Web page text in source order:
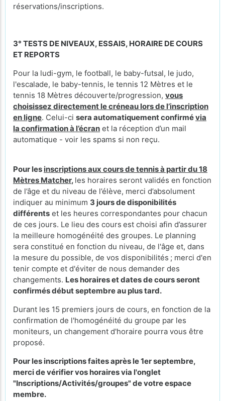
réservations/inscriptions.
3° TESTS DE NIVEAUX, ESSAIS, HORAIRE DE COURS
ET REPORTS
Pour la ludi-gym, le football, le baby-futsal, le judo,
l'escalade, le baby-tennis, le tennis 12 Mètres et le
tennis 18 Mètres découverte/progression, vous
choisissez directement le créneau lors de l’inscription
en ligne. Celui-ci sera automatiquement confirmévia
la confirmation à l’écran et la réception d’un mail
automatique - voir les spams si non reçu.
Pour les inscriptions aux cours de tennis à partir du 18
Mètres Matcher, les horaires seront validés en fonction
de l’âge et du niveau de l’élève, merci d’absolument
indiquer au minimum 3 jours de disponibilités
différents et les heures correspondantes pour chacun
de ces jours. Le lieu des cours est choisi afin d’assurer
la meilleure homogénéité des groupes. Le planning
sera constitué en fonction du niveau, de l'âge et, dans
la mesure du possible, de vos disponibilités ; merci d'en
tenir compte et d'éviter de nous demander des
changements. Les horaires et dates de cours seront
confirmés début septembre au plus tard.
Durant les 15 premiers jours de cours, en fonction de la
confirmation de l'homogénéité du groupe par les
moniteurs, un changement d'horaire pourra vous être
proposé.
Pour les inscriptions faites après le 1er septembre,
merci de vérifier vos horaires via l'onglet
"Inscriptions/Activités/groupes" de votre espace
membre.